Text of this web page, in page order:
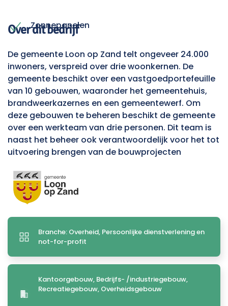
Zonnepanelen
Over dit bedrijf
De gemeente Loon op Zand telt ongeveer 24.000
inwoners, verspreid over drie woonkernen. De
gemeente beschikt over een vastgoedportefeuille
van 10 gebouwen, waaronder het gemeentehuis,
brandweerkazernes en een gemeentewerf. Om
deze gebouwen te beheren beschikt de gemeente
over een werkteam van drie personen. Dit team is
naast het beheer ook verantwoordelijk voor het tot
uitvoering brengen van de bouwprojecten
Branche: Overheid, Persoonlijke dienstverlening en
not-for-profit
Kantoorgebouw, Bedrijfs- /industriegebouw,
Recreatiegebouw, Overheidsgebouw